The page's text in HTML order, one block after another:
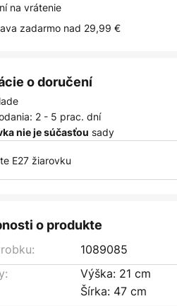
na vrátenie
zadarmo nad 29,99 €
o doručení
2 - 5 prac. dní
nie je súčasťou sady
E27 žiarovku
o produkte
1089085
Výška: 21 cm
Šírka: 47 cm